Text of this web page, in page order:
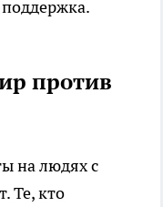
против
на людях с
Те, кто